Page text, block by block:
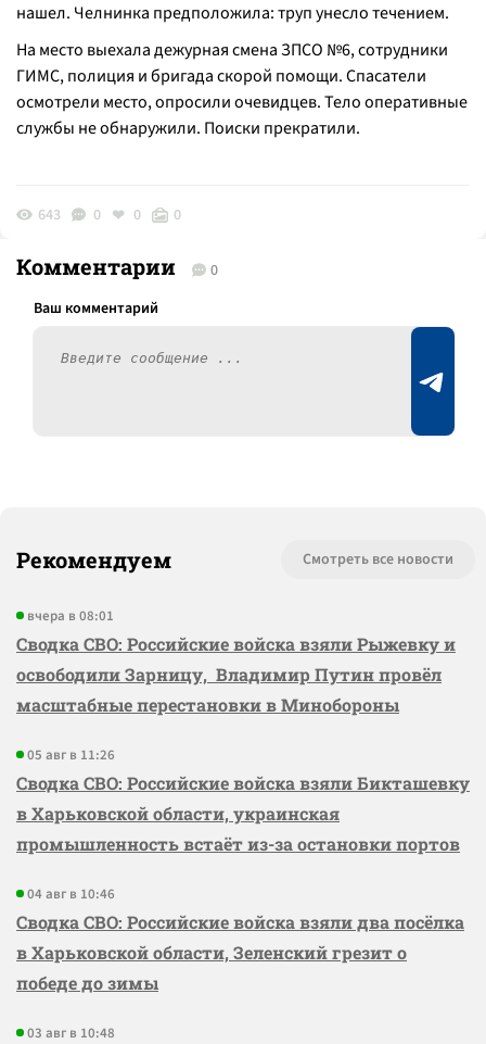
нашел. Челнинка предположила: труп унесло течением.
На место выехала дежурная смена ЗПСО №6, сотрудники
ГИМС, полиция и бригада скорой помощи. Спасатели
осмотрели место, опросили очевидцев. Тело оперативные
службы не обнаружили. Поиски прекратили.
643 0 0 0
Комментарии 0
Рекомендуем Смотреть все новости
вчера в 08:01
Сводка СВО: Российские войска взяли Рыжевку и
освободили Зарницу, Владимир Путин провёл
масштабные перестановки в Минобороны
05 авг в 11:26
Сводка СВО: Российские войска взяли Бикташевку
в Харьковской области, украинская
промышленность встаёт из-за остановки портов
04 авг в 10:46
Сводка СВО: Российские войска взяли два посёлка
в Харьковской области, Зеленский грезит о
победе до зимы
03 авг в 10:48